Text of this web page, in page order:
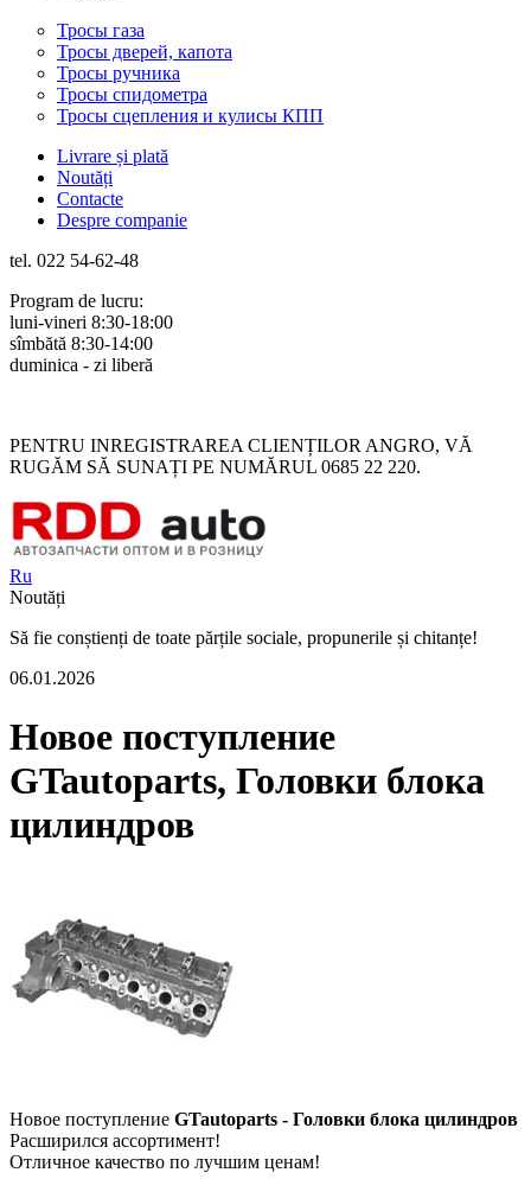
Тросы газа
Тросы дверей, капота
Тросы ручника
Тросы спидометра
Тросы сцепления и кулисы КПП
Livrare și plată
Noutăți
Contacte
Despre companie
tel. 022 54-62-48
Program de lucru:
luni-vineri 8:30-18:00
sîmbătă 8:30-14:00
duminica - zi liberă
PENTRU INREGISTRAREA CLIENȚILOR ANGRO, VĂ
RUGĂM SĂ SUNAȚI PE NUMĂRUL 0685 22 220.
Ru
Noutăți
Să fie conștienți de toate părțile sociale, propunerile și chitanțe!
06.01.2026
Новое поступление
GTautoparts, Головки блока
цилиндров
Новое поступление GTautoparts - Головки блока цилиндров
Расширился ассортимент!
Отличное качество по лучшим ценам!